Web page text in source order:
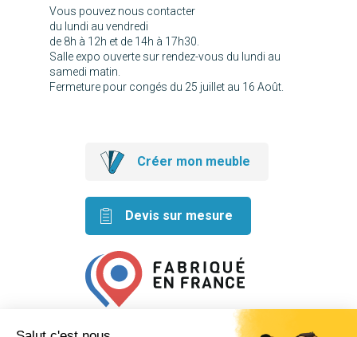
Vous pouvez nous contacter
du lundi au vendredi
de 8h à 12h et de 14h à 17h30.
Salle expo ouverte sur rendez-vous du lundi au
samedi matin.
Fermeture pour congés du 25 juillet au 16 Août.
Créer mon meuble
Devis sur mesure
Retrouvez nos idées créatives